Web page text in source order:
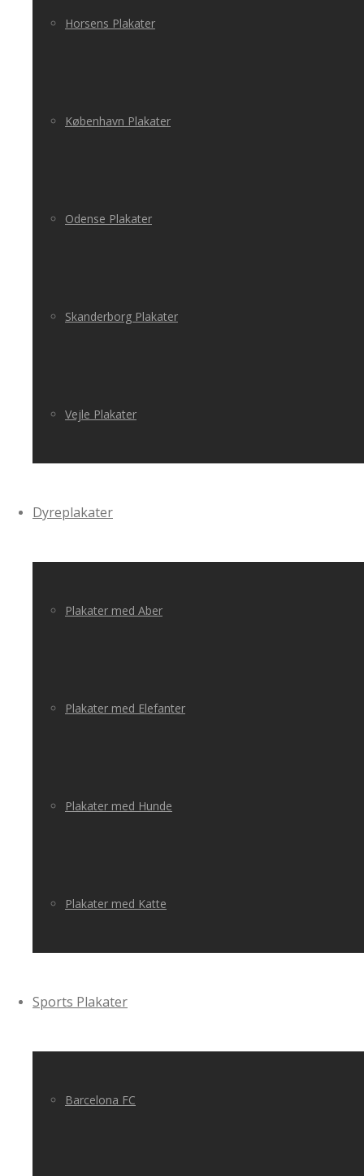
Horsens Plakater
København Plakater
Odense Plakater
Skanderborg Plakater
Vejle Plakater
Dyreplakater
Plakater med Aber
Plakater med Elefanter
Plakater med Hunde
Plakater med Katte
Sports Plakater
Barcelona FC